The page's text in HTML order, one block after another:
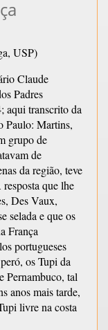
USP)
Claude
Padres
aqui transcrito da
Paulo: Martins,
grupo de
de
da região, teve
que lhe
Des Vaux,
selada e que os
França
portugueses
os Tupi da
Pernambuco, tal
anos mais tarde,
livre na costa